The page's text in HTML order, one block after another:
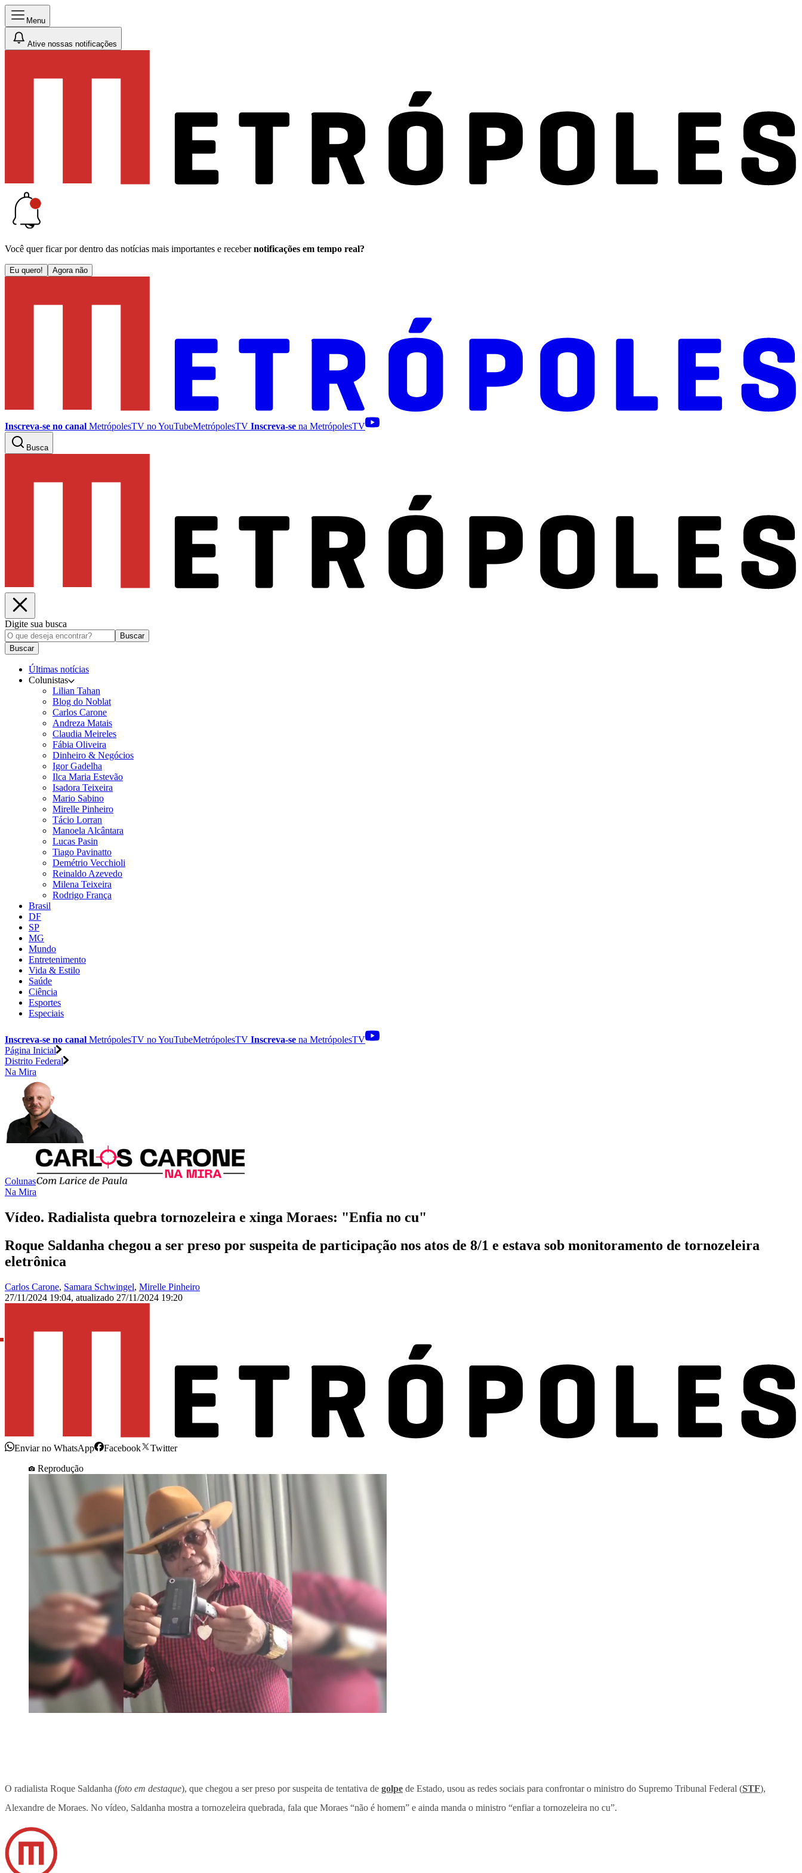
Menu
Ative nossas notificações
Você quer ficar por dentro das notícias mais importantes e receber notificações em tempo real?
Eu quero! Agora não
Inscreva-se no canal MetrópolesTV noYouTubeMetrópolesTV Inscreva-se na MetrópolesTV
Busca
Digite sua busca
Buscar
Buscar
Últimas notícias
Colunistas
Lilian Tahan
Blog do Noblat
Carlos Carone
Andreza Matais
Claudia Meireles
Fábia Oliveira
Dinheiro & Negócios
Igor Gadelha
Ilca Maria Estevão
Isadora Teixeira
Mario Sabino
Mirelle Pinheiro
Tácio Lorran
Manoela Alcântara
Lucas Pasin
Tiago Pavinatto
Demétrio Vecchioli
Reinaldo Azevedo
Milena Teixeira
Rodrigo França
Brasil
DF
SP
MG
Mundo
Entretenimento
Vida & Estilo
Saúde
Ciência
Esportes
Especiais
Inscreva-se no canal MetrópolesTV noYouTubeMetrópolesTV Inscreva-se na MetrópolesTV
Página Inicial
Distrito Federal
Na Mira
Colunas
Na Mira
Vídeo. Radialista quebra tornozeleira e xinga Moraes: "Enfia no cu"
Roque Saldanha chegou a ser preso por suspeita de participação nos atos de 8/1 e estava sob monitoramento de tornozeleira
eletrônica
Carlos Carone, Samara Schwingel, Mirelle Pinheiro
27/11/2024 19:04, atualizado 27/11/2024 19:20
Enviar no WhatsApp Facebook
Twitter
Reprodução
O radialista Roque Saldanha (foto em destaque), que chegou a ser preso por suspeita de tentativa de golpe de Estado, usou as redes sociais para confrontar o ministro do Supremo Tribunal Federal (STF),
Alexandre de Moraes. No vídeo, Saldanha mostra a tornozeleira quebrada, fala que Moraes “não é homem” e ainda manda o ministro “enfiar a tornozeleira no cu”.